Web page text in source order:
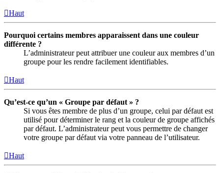
Haut
Pourquoi certains membres apparaissent dans une couleur
différente ?
L’administrateur peut attribuer une couleur aux membres d’un
groupe pour les rendre facilement identifiables.
Haut
Qu’est-ce qu’un « Groupe par défaut » ?
Si vous êtes membre de plus d’un groupe, celui par défaut est
utilisé pour déterminer le rang et la couleur de groupe affichés
par défaut. L’administrateur peut vous permettre de changer
votre groupe par défaut via votre panneau de l’utilisateur.
Haut